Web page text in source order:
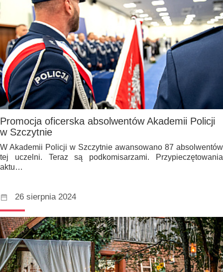
Promocja oficerska absolwentów Akademii Policji
w Szczytnie
W Akademii Policji w Szczytnie awansowano 87 absolwentów
tej uczelni. Teraz są podkomisarzami. Przypieczętowania
aktu…
26 sierpnia 2024